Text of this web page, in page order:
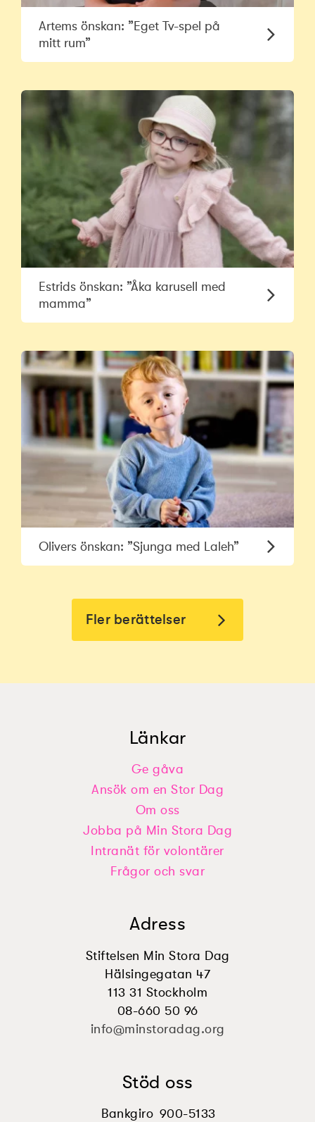
Artems önskan: ”Eget Tv-spel på
mitt rum”
Estrids önskan: ”Åka karusell med
mamma”
Olivers önskan: ”Sjunga med Laleh”
Nellys önskan: ”Bygga ett jättestort
Ardawans önskan: ”Egen Tv som
Fler berättelser
Länkar
Ge gåva
Ansök om en Stor Dag
Om oss
Jobba på Min Stora Dag
Intranät för volontärer
Frågor och svar
Adress
Stiftelsen Min Stora Dag
Hälsingegatan 47
113 31 Stockholm
08-660 50 96
info@minstoradag.org
Stöd oss
Bankgiro 900-5133